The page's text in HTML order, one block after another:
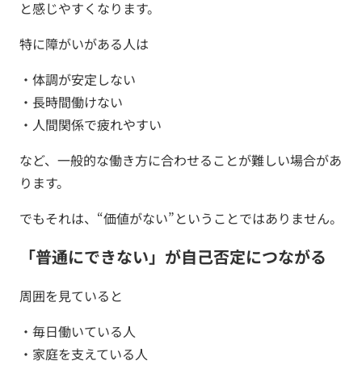
と感じやすくなります。
特に障がいがある人は
・体調が安定しない
・長時間働けない
・人間関係で疲れやすい
など、一般的な働き方に合わせることが難しい場合があ
ります。
でもそれは、“価値がない”ということではありません。
「普通にできない」が自己否定につながる
周囲を見ていると
・毎日働いている人
・家庭を支えている人